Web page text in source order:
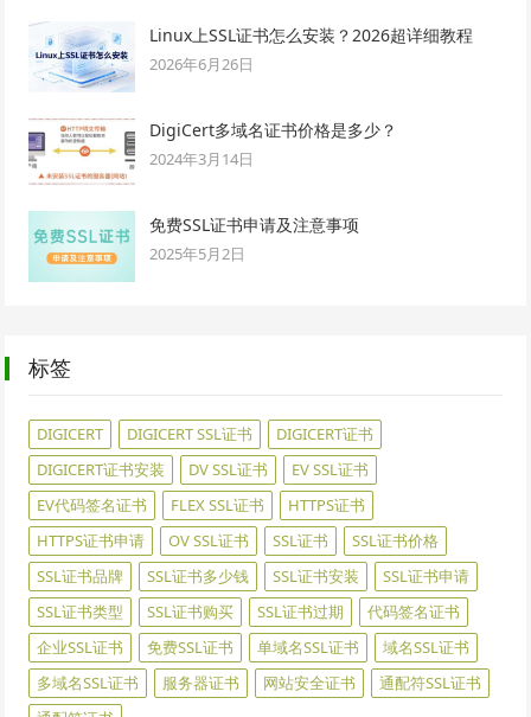
Linux上SSL证书怎么安装？2026超详细教程
2026年6月26日
DigiCert多域名证书价格是多少？
2024年3月14日
免费SSL证书申请及注意事项
2025年5月2日
标签
DIGICERT DIGICERT SSL证书
DIGICERT证书
DIGICERT证书安装
DV SSL证书
EV SSL证书
EV代码签名证书
FLEX SSL证书
HTTPS证书
HTTPS证书申请
OV SSL证书 SSL证书
SSL证书价格
SSL证书品牌
SSL证书多少钱 SSL证书安装
SSL证书申请
SSL证书类型
SSL证书购买 SSL证书过期
代码签名证书
企业SSL证书
免费SSL证书 单域名SSL证书
域名SSL证书
多域名SSL证书
服务器证书 网站安全证书
通配符SSL证书